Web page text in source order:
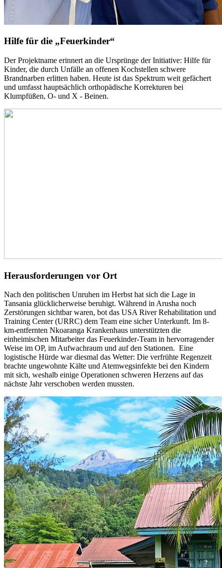
Hilfe für die „Feuerkinder“
Der Projektname erinnert an die Ursprünge der Initiative: Hilfe für
Kinder, die durch Unfälle an offenen Kochstellen schwere
Brandnarben erlitten haben. Heute ist das Spektrum weit gefächert
und umfasst hauptsächlich orthopädische Korrekturen bei
Klumpfüßen, O- und X - Beinen.
Herausforderungen vor Ort
Nach den politischen Unruhen im Herbst hat sich die Lage in
Tansania glücklicherweise beruhigt. Während in Arusha noch
Zerstörungen sichtbar waren, bot das USA River Rehabilitation und
Training Center (URRC) dem Team eine sicher Unterkunft. Im 8-
km-entfernten Nkoaranga Krankenhaus unterstützten die
einheimischen Mitarbeiter das Feuerkinder-Team in hervorragender
Weise im OP, im Aufwachraum und auf den Stationen. Eine
logistische Hürde war diesmal das Wetter: Die verfrühte Regenzeit
brachte ungewohnte Kälte und Atemwegsinfekte bei den Kindern
mit sich, weshalb einige Operationen schweren Herzens auf das
nächste Jahr verschoben werden mussten.